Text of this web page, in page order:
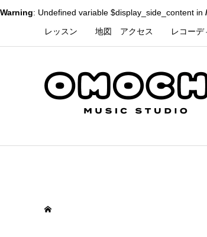
Warning: Undefined variable $display_side_content in
レッスン
地図 アクセス レコーデ